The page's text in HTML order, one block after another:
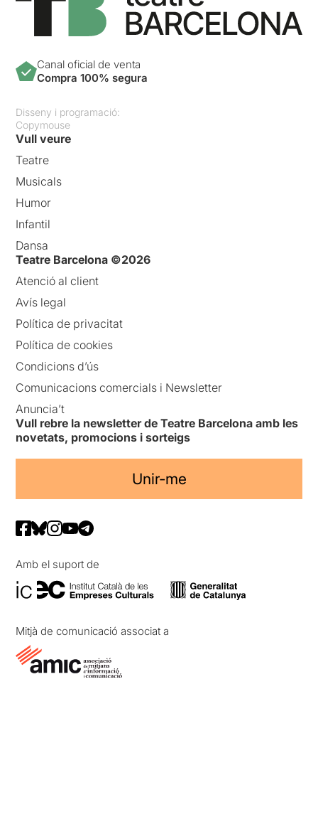
Canal oficial de venta
Compra 100% segura
Disseny i programació:
Copymouse
Vull veure
Teatre
Musicals
Humor
Infantil
Dansa
Teatre Barcelona ©2026
Atenció al client
Avís legal
Política de privacitat
Política de cookies
Condicions d’ús
Comunicacions comercials i Newsletter
Anuncia’t
Vull rebre la newsletter de Teatre Barcelona amb les
novetats, promocions i sorteigs
Unir-me
Amb el suport de
Mitjà de comunicació associat a